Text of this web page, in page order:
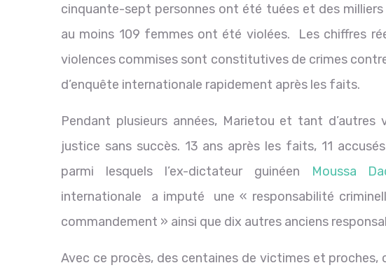
cinquante-sept personnes ont été tuées et des
au moins 109 femmes ont été violées. Les chiffres
violences commises sont constitutives de crimes
d’enquête internationale rapidement après les faits.
Pendant plusieurs années, Marietou et tant
justice sans succès. 13 ans après les faits, 11
parmi lesquels l’ex-dictateur guinéen
Moussa
internationale a imputé une « responsabilité
commandement » ainsi que dix autres anciens
Avec ce procès, des centaines de victimes et